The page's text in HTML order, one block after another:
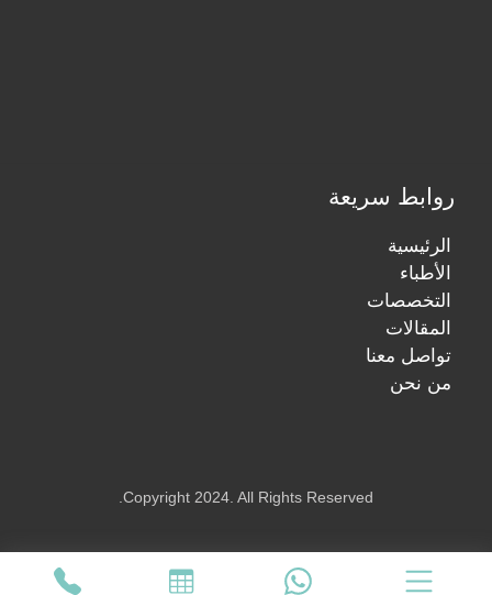
روابط سريعة
الرئيسية
الأطباء
التخصصات
المقالات
تواصل معنا
من نحن
Copyright 2024. All Rights Reserved.